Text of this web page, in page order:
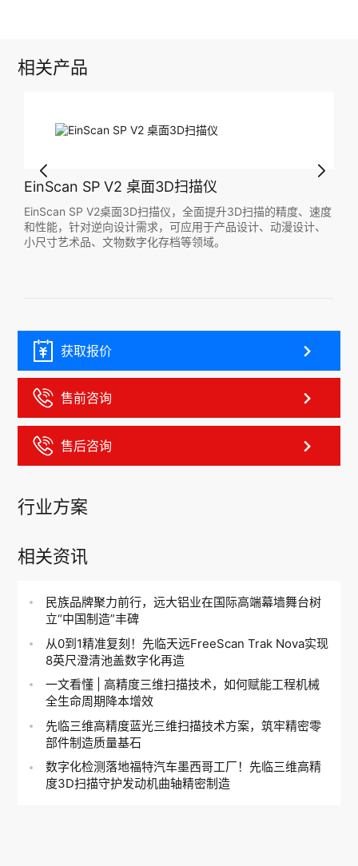
相关产品
EinScan SP V2 桌面3D扫描仪
EinScan SP V2桌面3D扫描仪，全面提升3D扫描的精度、速度
和性能，针对逆向设计需求，可应用于产品设计、动漫设计、
小尺寸艺术品、文物数字化存档等领域。
获取报价
售前咨询
售后咨询
行业方案
相关资讯
民族品牌聚力前行，远大铝业在国际高端幕墙舞台树
立“中国制造”丰碑
从0到1精准复刻！先临天远FreeScan Trak Nova实现
8英尺澄清池盖数字化再造
一文看懂 | 高精度三维扫描技术，如何赋能工程机械
全生命周期降本增效
先临三维高精度蓝光三维扫描技术方案，筑牢精密零
部件制造质量基石
数字化检测落地福特汽车墨西哥工厂！先临三维高精
度3D扫描守护发动机曲轴精密制造